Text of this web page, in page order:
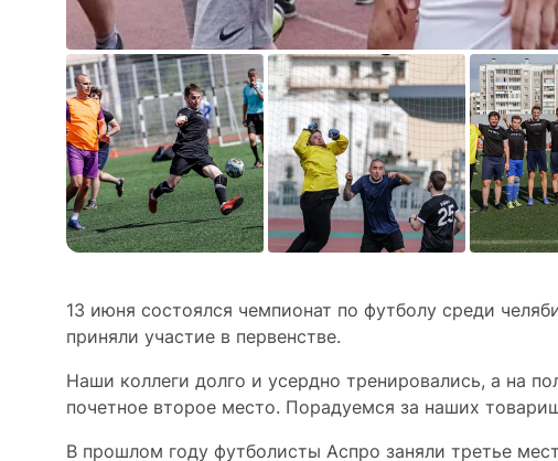
13 июня состоялся чемпионат по футболу среди
приняли участие в первенстве.
Наши коллеги долго и усердно тренировались, а на
почетное второе место. Порадуемся за наших
В прошлом году футболисты Аспро заняли третье